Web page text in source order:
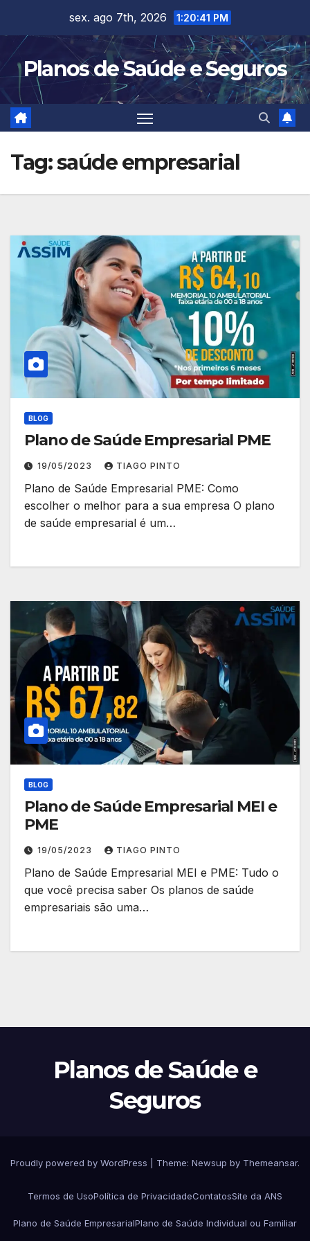
content
sex. ago 7th, 2026 1:20:42 PM
Planos de Saúde e Seguros
Tag:saúde empresarial
BLOG
Plano de Saúde Empresarial PME
19/05/2023 TIAGO PINTO
Plano de Saúde Empresarial PME: Como
escolher o melhor para a sua empresa O plano
de saúde empresarial é um…
BLOG
Plano de Saúde Empresarial MEI e
PME
19/05/2023 TIAGO PINTO
Plano de Saúde Empresarial MEI e PME: Tudo o
que você precisa saber Os planos de saúde
empresariais são uma…
Planos de Saúde e
Seguros
Proudly powered by WordPress Theme: Newsup by Themeansar.
Termos de UsoPolítica de PrivacidadeContatosSite da ANS
Plano de Saúde EmpresarialPlano de Saúde Individual ou Familiar